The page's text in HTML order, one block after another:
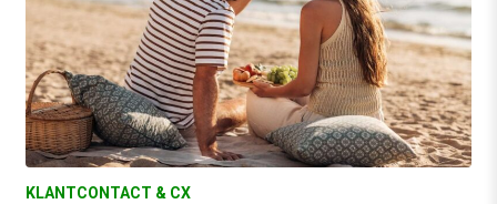
KLANTCONTACT & CX